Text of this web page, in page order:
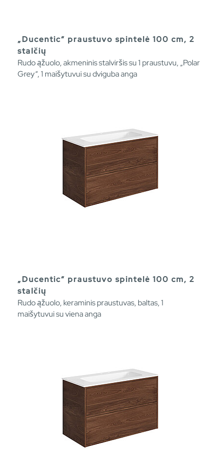
„Ducentic“ praustuvo spintelė 100 cm, 2
stalčių
Rudo ąžuolo, akmeninis stalviršis su 1 praustuvu, „Polar
Grey“, 1 maišytuvui su dviguba anga
„Ducentic“ praustuvo spintelė 100 cm, 2
stalčių
Rudo ąžuolo, keraminis praustuvas, baltas, 1
maišytuvui su viena anga